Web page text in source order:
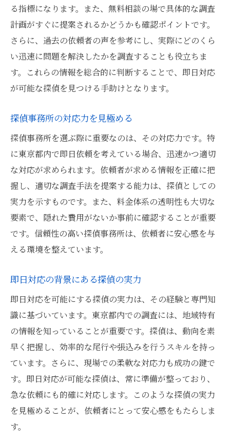
る指標になります。また、無料相談の場で具体的な調査
計画がすぐに提案されるかどうかも確認ポイントです。
さらに、過去の依頼者の声を参考にし、実際にどのくら
い迅速に問題を解決したかを調査することも役立ちま
す。これらの情報を総合的に判断することで、即日対応
が可能な探偵を見つける手助けとなります。
探偵事務所の対応力を見極める
探偵事務所を選ぶ際に重要なのは、その対応力です。特
に東京都内で即日依頼を考えている場合、迅速かつ適切
な対応が求められます。依頼者が求める情報を正確に把
握し、適切な調査手法を提案する能力は、探偵としての
実力を示すものです。また、料金体系の透明性も大切な
要素で、隠れた費用がないか事前に確認することが重要
です。信頼性の高い探偵事務所は、依頼者に安心感を与
える環境を整えています。
即日対応の背景にある探偵の実力
即日対応を可能にする探偵の実力は、その経験と専門知
識に基づいています。東京都内での調査には、地域特有
の情報を知っていることが重要です。探偵は、動向を素
早く把握し、効率的な尾行や張込みを行うスキルを持っ
ています。さらに、現場での柔軟な対応力も成功の鍵で
す。即日対応が可能な探偵は、常に準備が整っており、
急な依頼にも的確に対応します。このような探偵の実力
を見極めることが、依頼者にとって安心感をもたらしま
す。